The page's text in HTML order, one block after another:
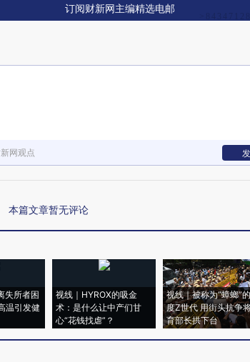
订阅财新网主编精选电邮
网观点
本篇文章暂无评论
失所者困
温引发健
视线｜HYROX的吸金
术：是什么让中产们甘
心“花钱找虐”？
视线｜被称为“蟑螂”
度Z世代 用街头抗争
育部长拱下台